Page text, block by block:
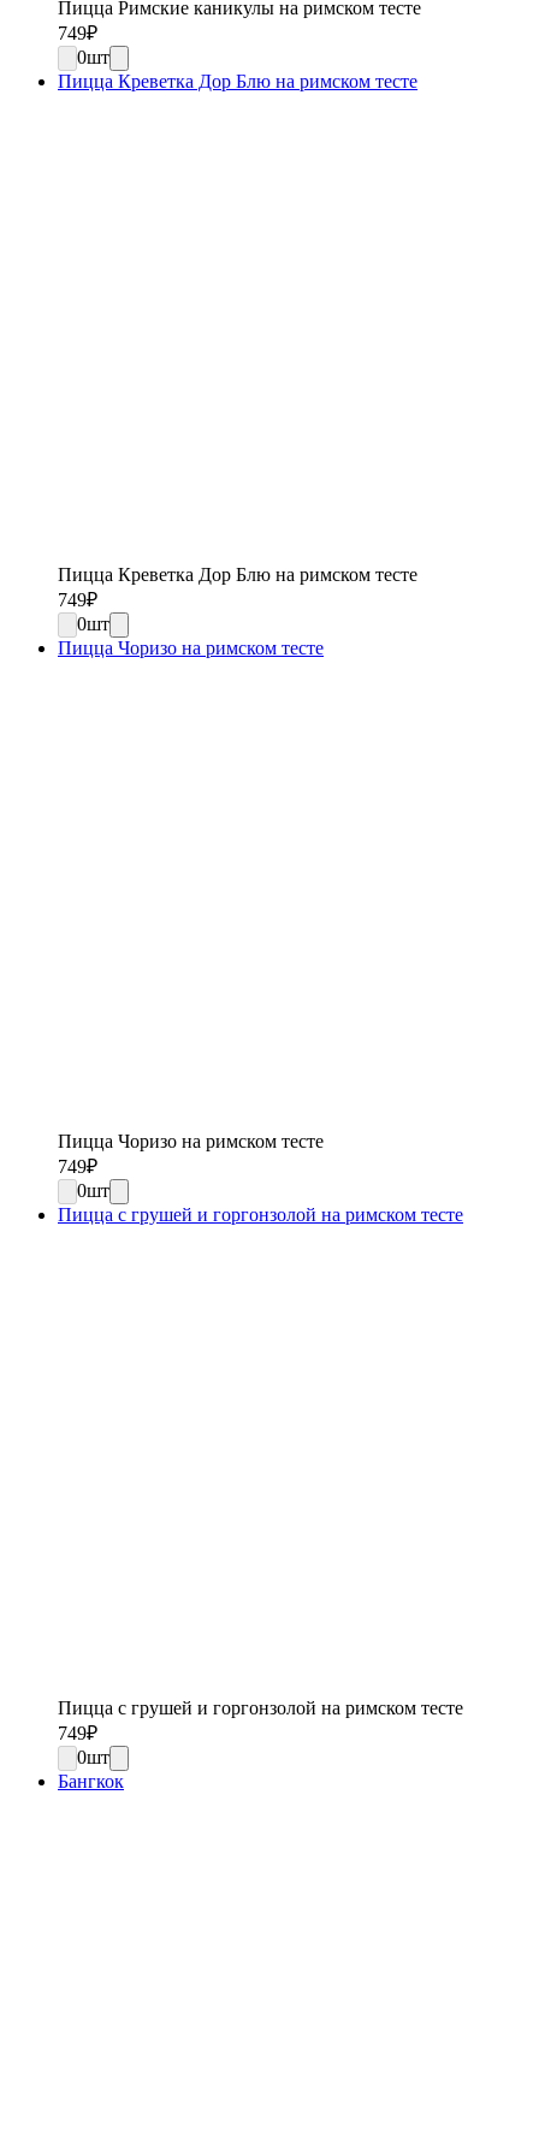
Пицца Римские каникулы на римском тесте
749₽
0шт
Пицца Креветка Дор Блю на римском тесте
Пицца Креветка Дор Блю на римском тесте
749₽
0шт
Пицца Чоризо на римском тесте
Пицца Чоризо на римском тесте
749₽
0шт
Пицца с грушей и горгонзолой на римском тесте
Пицца с грушей и горгонзолой на римском тесте
749₽
0шт
Бангкок